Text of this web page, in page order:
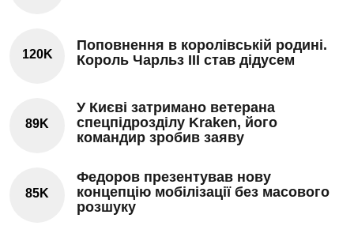
120K
Поповнення в королівській родині.
Король Чарльз III став дідусем
89K
У Києві затримано ветерана
спецпідрозділу Kraken, його
командир зробив заяву
85K
Федоров презентував нову
концепцію мобілізації без масового
розшуку